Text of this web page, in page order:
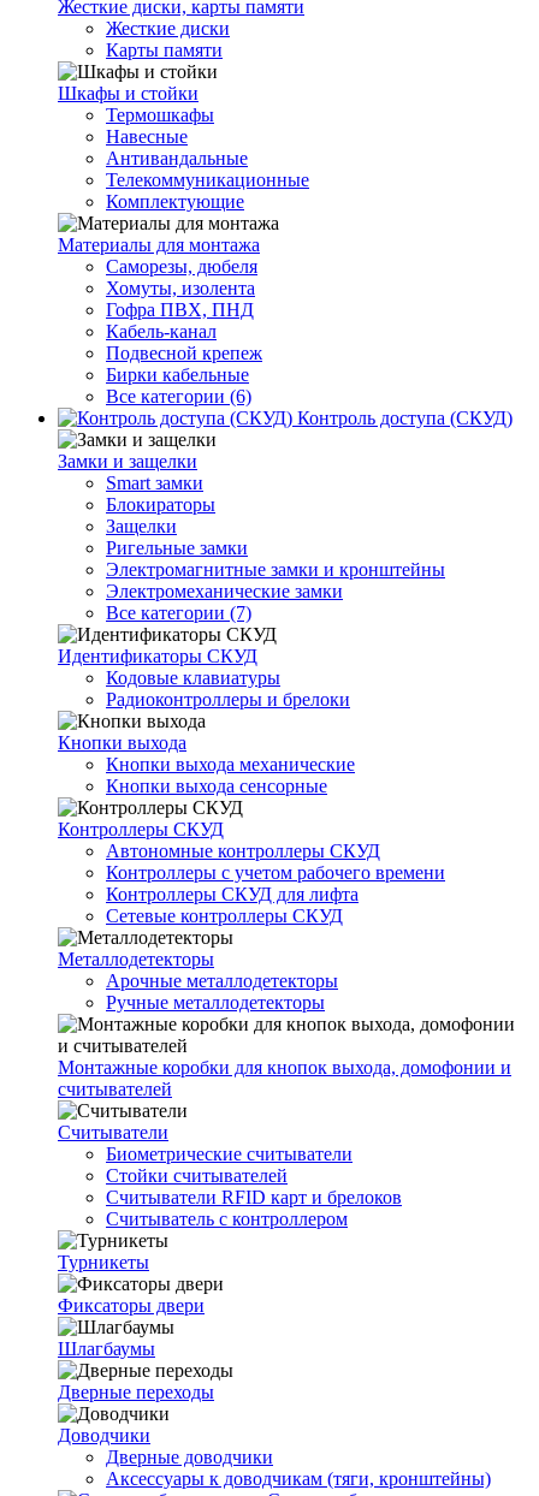
Жесткие диски, карты памяти
Жесткие диски
Карты памяти
Шкафы и стойки
Термошкафы
Навесные
Антивандальные
Телекоммуникационные
Комплектующие
Материалы для монтажа
Саморезы, дюбеля
Хомуты, изолента
Гофра ПВХ, ПНД
Кабель-канал
Подвесной крепеж
Бирки кабельные
Все категории (6)
Контроль доступа (СКУД)
Замки и защелки
Smart замки
Блокираторы
Защелки
Ригельные замки
Электромагнитные замки и кронштейны
Электромеханические замки
Все категории (7)
Идентификаторы СКУД
Кодовые клавиатуры
Радиоконтроллеры и брелоки
Кнопки выхода
Кнопки выхода механические
Кнопки выхода сенсорные
Контроллеры СКУД
Автономные контроллеры СКУД
Контроллеры с учетом рабочего времени
Контроллеры СКУД для лифта
Сетевые контроллеры СКУД
Металлодетекторы
Арочные металлодетекторы
Ручные металлодетекторы
Монтажные коробки для кнопок выхода, домофонии и
считывателей
Считыватели
Биометрические считыватели
Стойки считывателей
Считыватели RFID карт и брелоков
Считыватель с контроллером
Турникеты
Фиксаторы двери
Шлагбаумы
Дверные переходы
Доводчики
Дверные доводчики
Аксессуары к доводчикам (тяги, кронштейны)